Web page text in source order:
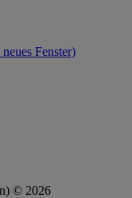
Fenster)
© 2026